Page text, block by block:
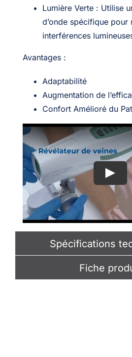
Lumière Verte : Utilise
d’onde spécifique pour
interférences
Avantages :
Adaptabilité
Augmentation de
Confort Amélioré du
Spécifications
Fiche